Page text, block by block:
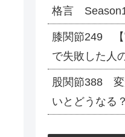
格言
膝関節249 【
で失敗した人
股関節388 変
いとどうなる